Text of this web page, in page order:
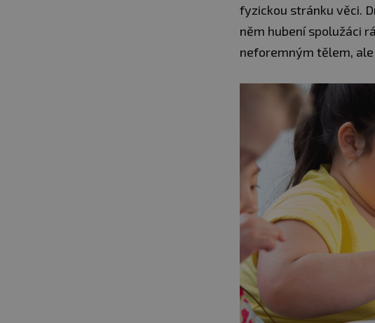
fyzickou stránku věci.
něm hubení spolužáci
neforemným tělem,